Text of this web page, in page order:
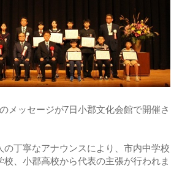
メッセージが7日小郡文化会館で開催さ
丁寧なアナウンスにより、市内中学校
、小郡高校から代表の主張が行われま